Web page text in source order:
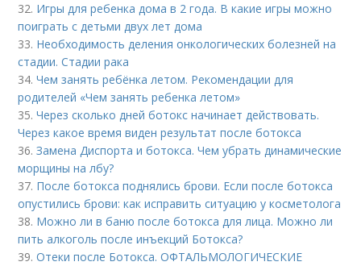
32. Игры для ребенка дома в 2 года. В какие игры можно
поиграть с детьми двух лет дома
33. Необходимость деления онкологических болезней на
стадии. Стадии рака
34.Чем занять ребёнка летом. Рекомендации для
родителей «Чем занять ребенка летом»
35.Через сколько дней ботокс начинает действовать.
Через какое время виден результат после ботокса
36.Замена Диспорта и ботокса. Чем убрать динамические
морщины на лбу?
37. После ботокса поднялись брови. Если после ботокса
опустились брови: как исправить ситуацию у косметолога
38. Можно ли в баню после ботокса для лица. Можно ли
пить алкоголь после инъекций Ботокса?
39.Отеки после Ботокса. ОФТАЛЬМОЛОГИЧЕСКИЕ